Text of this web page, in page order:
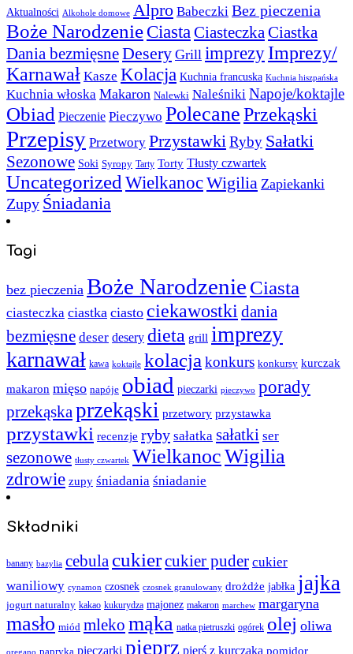
Aktualności Alkohole domowe Alpro Babeczki Bez pieczenia
Boże NarodzenieCiastaCiasteczkaCiastka
Dania bezmięsneDesery Grill imprezy Imprezy/
Karnawał Kasze Kolacja Kuchnia francuska Kuchnia hiszpańska
Kuchnia włoska Makaron Nalewki Naleśniki Napoje/koktajle
Obiad Pieczenie Pieczywo PolecanePrzekąski
Przepisy Przetwory PrzystawkiRyby Sałatki
Sezonowe Soki Syropy Tarty Torty Tłusty czwartek
UncategorizedWielkanocWigilia Zapiekanki
Zupy Śniadania
Tagi
bez pieczenia Boże Narodzenie Ciasta
ciasteczka ciastka ciasto ciekawostki dania
bezmięsne deser desery dieta grill imprezy
karnawał kawa koktajle kolacja konkurs konkursy kurczak
makaron mięso napóje obiad pieczarki pieczywo porady
przekąskaprzekąski przetwory przystawka
przystawki recenzje ryby sałatka sałatki ser
sezonowe tłusty czwartek WielkanocWigilia
zdrowie zupy śniadania śniadanie
Składniki
banany bazylia cebula cukiercukier puder cukier
waniliowy cynamon czosnek czosnek granulowany drożdże jabłka jajka
jogurt naturalny kakao kukurydza majonez makaron marchew margaryna
masło miód mleko mąka natka pietruszki ogórek olej oliwa
oregano papryka pieczarki pieprz pierś z kurczaka pomidor